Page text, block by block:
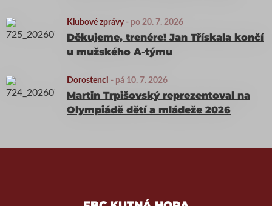
Klubové zprávy- po 20. 7. 2026
Děkujeme, trenére! Jan Třískala končí
u mužského A-týmu
Dorostenci - pá 10. 7. 2026
Martin Trpišovský reprezentoval na
Olympiádě dětí a mládeže 2026